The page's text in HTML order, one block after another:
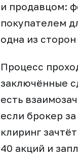
и продавцом:
покупателем
одна из
Процесс
заключённые
есть
если брокер
клиринг
40 акций и